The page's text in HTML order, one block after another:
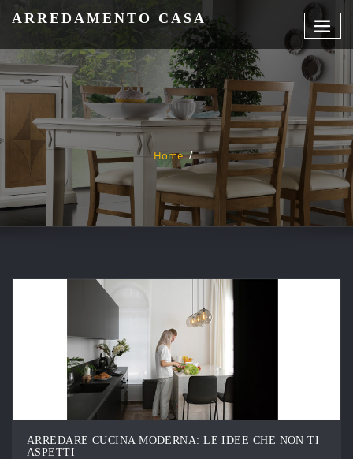
ARREDAMENTO CASA
Home
ARREDARE CUCINA MODERNA: LE IDEE CHE NON TI
ASPETTI